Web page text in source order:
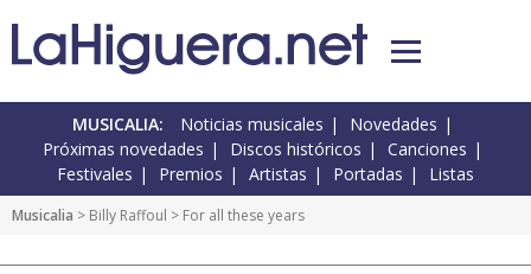
MUSICALIA: Noticias musicales
Novedades
Próximas novedades
Discos históricos
Canciones
Festivales
Premios Artistas Portadas Listas
Musicalia > Billy Raffoul > For all these years